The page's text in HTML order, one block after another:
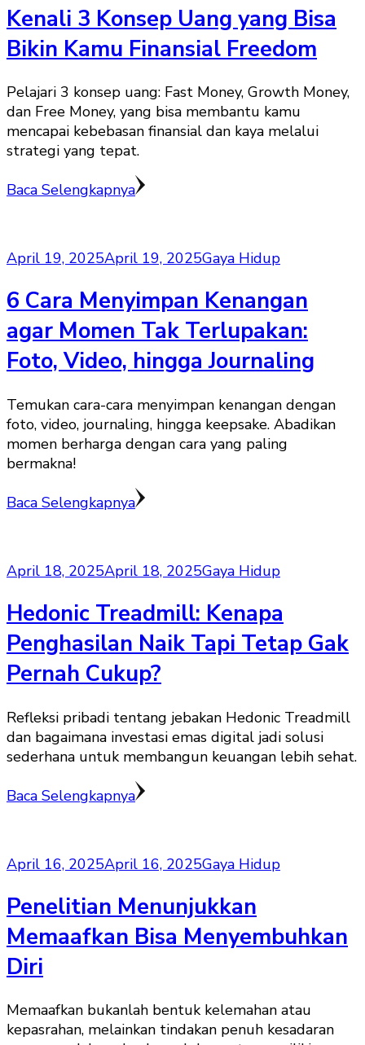
Kenali 3 Konsep Uang yang Bisa
Bikin Kamu Finansial Freedom
Pelajari 3 konsep uang: Fast Money, Growth Money,
dan Free Money, yang bisa membantu kamu
mencapai kebebasan finansial dan kaya melalui
strategi yang tepat.
Baca Selengkapnya
April 19, 2025April 19, 2025Gaya Hidup
6 Cara Menyimpan Kenangan
agar Momen Tak Terlupakan:
Foto, Video, hingga Journaling
Temukan cara-cara menyimpan kenangan dengan
foto, video, journaling, hingga keepsake. Abadikan
momen berharga dengan cara yang paling
bermakna!
Baca Selengkapnya
April 18, 2025April 18, 2025Gaya Hidup
Hedonic Treadmill: Kenapa
Penghasilan Naik Tapi Tetap Gak
Pernah Cukup?
Refleksi pribadi tentang jebakan Hedonic Treadmill
dan bagaimana investasi emas digital jadi solusi
sederhana untuk membangun keuangan lebih sehat.
Baca Selengkapnya
April 16, 2025April 16, 2025Gaya Hidup
Penelitian Menunjukkan
Memaafkan Bisa Menyembuhkan
Diri
Memaafkan bukanlah bentuk kelemahan atau
kepasrahan, melainkan tindakan penuh kesadaran